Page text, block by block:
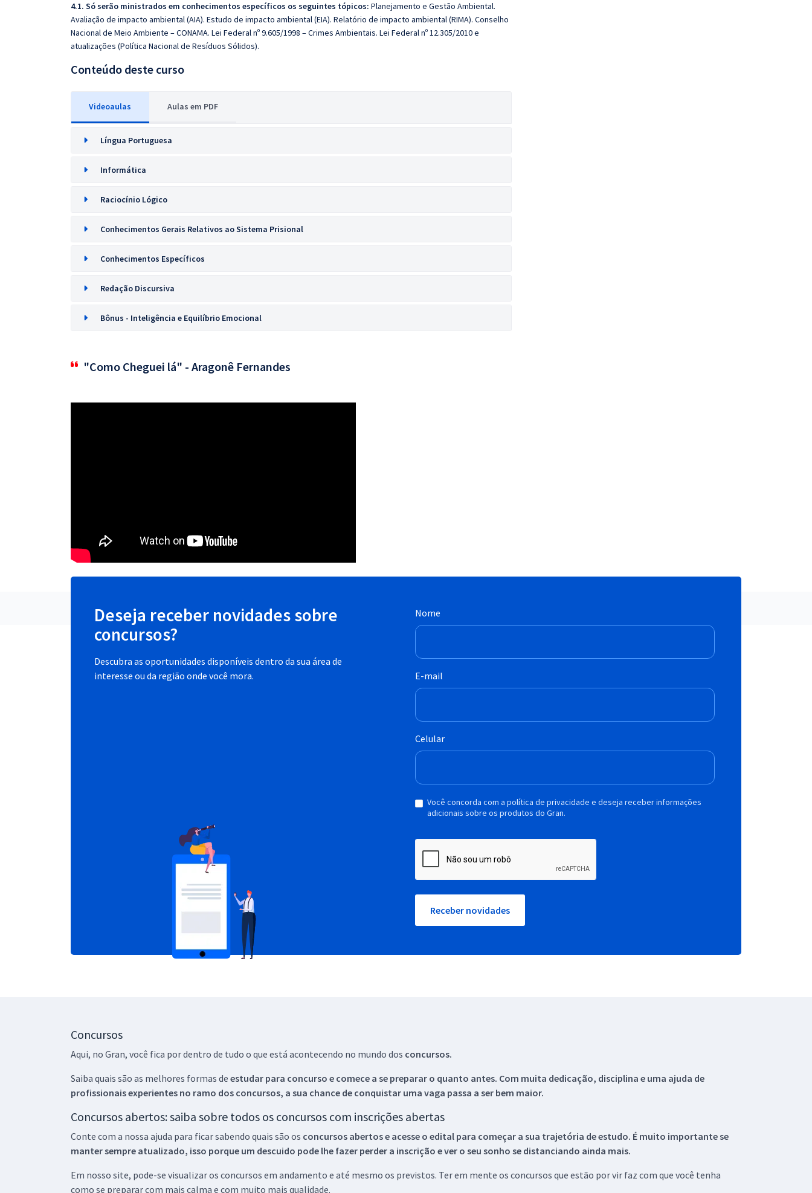
4.1. Só serão ministrados em conhecimentos específicos os seguintes tópicos: Planejamento e Gestão Ambiental.
Avaliação de impacto ambiental (AIA). Estudo de impacto ambiental (EIA). Relatório de impacto ambiental (RIMA). Conselho
Nacional de Meio Ambiente – CONAMA. Lei Federal nº 9.605/1998 – Crimes Ambientais. Lei Federal nº 12.305/2010 e
atualizações (Política Nacional de Resíduos Sólidos).
Conteúdo deste curso
Videoaulas Aulas em PDF
Língua Portuguesa
Informática
Raciocínio Lógico
Conhecimentos Gerais Relativos ao Sistema Prisional
Conhecimentos Específicos
Redação Discursiva
Bônus - Inteligência e Equilíbrio Emocional
"Como Cheguei lá" - Aragonê Fernandes
Deseja receber novidades sobre
concursos?
Descubra as oportunidades disponíveis dentro da sua área de
interesse ou da região onde você mora.
Nome
E-mail
Celular
Você concorda com a política de privacidade e deseja receber informações
adicionais sobre os produtos do Gran.
Receber novidades
Concursos
Aqui, no Gran, você fica por dentro de tudo o que está acontecendo no mundo dos concursos.
Saiba quais são as melhores formas de estudar para concurso e comece a se preparar o quanto antes. Com muita dedicação, disciplina e uma ajuda de
profissionais experientes no ramo dos concursos, a sua chance de conquistar uma vaga passa a ser bem maior.
Concursos abertos: saiba sobre todos os concursos com inscrições abertas
Conte com a nossa ajuda para ficar sabendo quais são os concursos abertos e acesse o edital para começar a sua trajetória de estudo. É muito importante se
manter sempre atualizado, isso porque um descuido pode lhe fazer perder a inscrição e ver o seu sonho se distanciando ainda mais.
Em nosso site, pode-se visualizar os concursos em andamento e até mesmo os previstos. Ter em mente os concursos que estão por vir faz com que você tenha
como se preparar com mais calma e com muito mais qualidade.